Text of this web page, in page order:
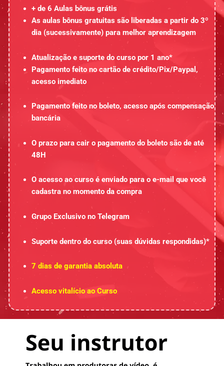
+ de 6 Aulas bônus grátis
As aulas bônus gratuitas são liberadas a partir do 3º
dia (sucessivamente) para melhor aprendizagem
Atualização e suporte do curso por 1 ano*
Pagamento feito no cartão de crédito/Pix/Paypal,
acesso imediato
Pagamento feito no boleto, acesso após compensação
bancária
O prazo para cair o pagamento do boleto são de até
48H
O acesso ao curso é enviado para o e-mail que você
cadastra no momento da compra
Grupo Exclusivo no Telegram
Suporte dentro do curso (suas dúvidas respondidas)*
7 dias de garantia absoluta
Acesso vitalício ao Curso